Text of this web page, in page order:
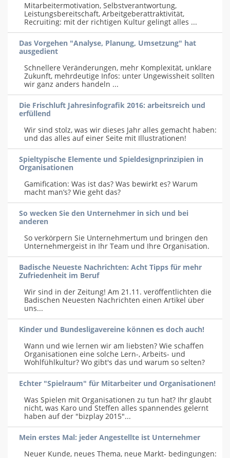
Mitarbeitermotivation, Selbstverantwortung,
Leistungsbereitschaft, Arbeitgeberattraktivität,
Recruiting: mit der richtigen Kultur gelingt alles ...
Das Vorgehen "Analyse, Planung, Umsetzung" hat
ausgedient
Schnellere Veränderungen, mehr Komplexität, unklare
Zukunft, mehrdeutige Infos: unter Ungewissheit sollten
wir ganz anders handeln ...
Die Frischluft Jahresinfografik 2016: arbeitsreich und
erfüllend
Wir sind stolz, was wir dieses Jahr alles gemacht haben:
und das alles auf einer Seite mit Illustrationen!
Spieltypische Elemente und Spieldesignprinzipien in
Organisationen
Gamification: Was ist das? Was bewirkt es? Warum
macht man’s? Wie geht das?
So wecken Sie den Unternehmer in sich und bei
anderen
So verkörpern Sie Unternehmertum und bringen den
Unternehmergeist in Ihr Team und Ihre Organisation.
Badische Neueste Nachrichten: Acht Tipps für mehr
Zufriedenheit im Beruf
Wir sind in der Zeitung! Am 21.11. veröffentlichten die
Badischen Neuesten Nachrichten einen Artikel über
uns...
Kinder und Bundesligavereine können es doch auch!
Wann und wie lernen wir am liebsten? Wie schaffen
Organisationen eine solche Lern-, Arbeits- und
Wohlfühlkultur? Wo gibt's das und warum so selten?
Echter "Spielraum" für Mitarbeiter und Organisationen!
Was Spielen mit Organisationen zu tun hat? Ihr glaubt
nicht, was Karo und Steffen alles spannendes gelernt
haben auf der "bizplay 2015"...
Mein erstes Mal: jeder Angestellte ist Unternehmer
Neuer Kunde, neues Thema, neue Markt- bedingungen: